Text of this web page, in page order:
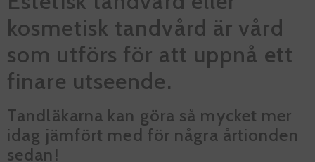
kosmetisk tandvård är vård
som utförs för att uppnå ett
finare utseende.
Tandläkarna kan göra så mycket mer
idag jämfört med för några årtionden
sedan!